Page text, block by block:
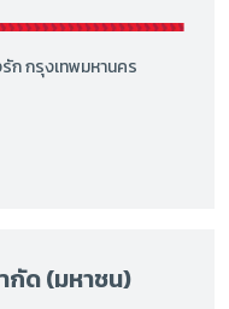
ก กรุงเทพมหานคร
ด (มหาชน)